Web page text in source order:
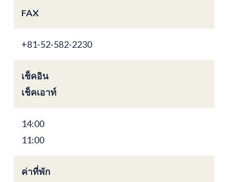
FAX
+81-52-582-2230
เช็คอิน
เช็คเอาท์
14:00
11:00
ค่าที่พัก